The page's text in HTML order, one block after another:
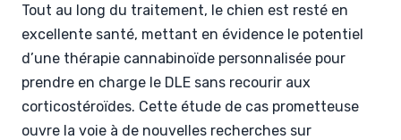
Tout au long du traitement, le chien est resté en
excellente santé, mettant en évidence le potentiel
d’une thérapie cannabinoïde personnalisée pour
prendre en charge le DLE sans recourir aux
corticostéroïdes. Cette étude de cas prometteuse
ouvre la voie à de nouvelles recherches sur